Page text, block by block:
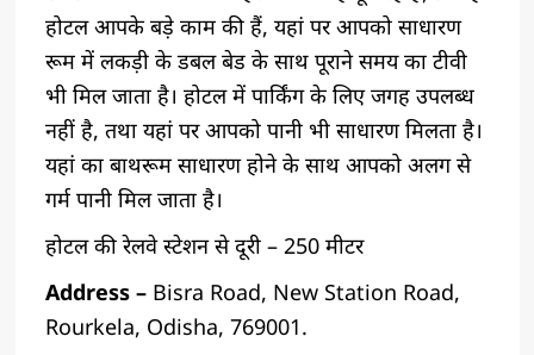
होटल आपके बड़े काम की हैं, यहां पर आपको साधारण
रूम में लकड़ी के डबल बेड के साथ पूराने समय का टीवी
भी मिल जाता है। होटल में पार्किंग के लिए जगह उपलब्ध
नहीं है, तथा यहां पर आपको पानी भी साधारण मिलता है।
यहां का बाथरूम साधारण होने के साथ आपको अलग से
गर्म पानी मिल जाता है।
होटल की रेलवे स्टेशन से दूरी – 250 मीटर
Address –Bisra Road, New Station Road,
Rourkela, Odisha, 769001.